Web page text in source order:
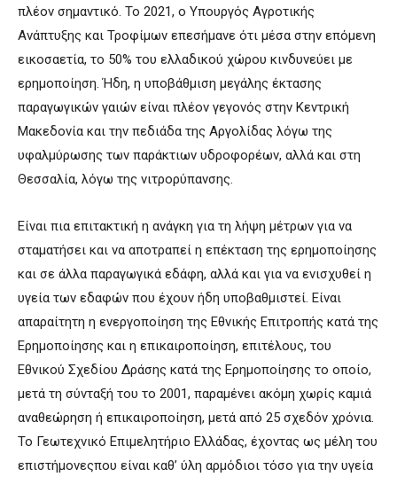
πλέον σημαντικό. Το 2021, ο Υπουργός Αγροτικής
Ανάπτυξης και Τροφίμων επεσήμανε ότι μέσα στην επόμενη
εικοσαετία, το 50% του ελλαδικού χώρου κινδυνεύει με
ερημοποίηση. Ήδη, η υποβάθμιση μεγάλης έκτασης
παραγωγικών γαιών είναι πλέον γεγονός στην Κεντρική
Μακεδονία και την πεδιάδα της Αργολίδας λόγω της
υφαλμύρωσης των παράκτιων υδροφορέων, αλλά και στη
Θεσσαλία, λόγω της νιτρορύπανσης.
Είναι πια επιτακτική η ανάγκη για τη λήψη μέτρων για να
σταματήσει και να αποτραπεί η επέκταση της ερημοποίησης
και σε άλλα παραγωγικά εδάφη, αλλά και για να ενισχυθεί η
υγεία των εδαφών που έχουν ήδη υποβαθμιστεί. Είναι
απαραίτητη η ενεργοποίηση της Εθνικής Επιτροπής κατά της
Ερημοποίησης και η επικαιροποίηση, επιτέλους, του
Εθνικού Σχεδίου Δράσης κατά της Ερημοποίησης το οποίο,
μετά τη σύνταξή του το 2001, παραμένει ακόμη χωρίς καμιά
αναθεώρηση ή επικαιροποίηση, μετά από 25 σχεδόν χρόνια.
Το Γεωτεχνικό Επιμελητήριο Ελλάδας, έχοντας ως μέλη του
επιστήμονεςπου είναι καθ’ ύλη αρμόδιοι τόσο για την υγεία